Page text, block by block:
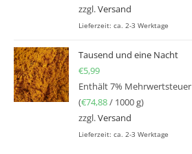
zzgl.Versand
Lieferzeit: ca. 2-3 Werktage
Tausend und eine Nacht
€5,99
Enthält 7% Mehrwertsteuer
(€74,88/ 1000 g)
zzgl.Versand
Lieferzeit: ca. 2-3 Werktage